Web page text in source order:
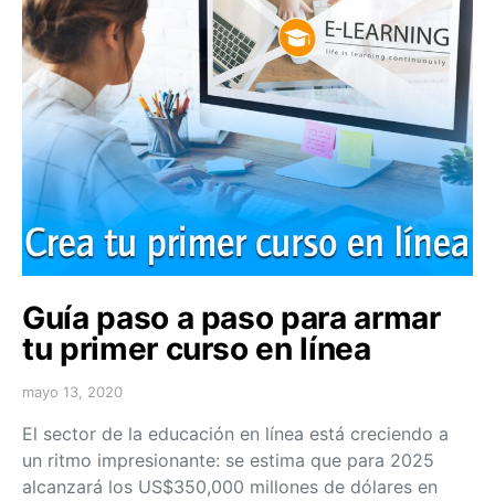
Guía paso a paso para armar
tu primer curso en línea
mayo 13, 2020
El sector de la educación en línea está creciendo a
un ritmo impresionante: se estima que para 2025
alcanzará los US$350,000 millones de dólares en